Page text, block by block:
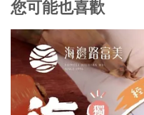
您可能也喜歡